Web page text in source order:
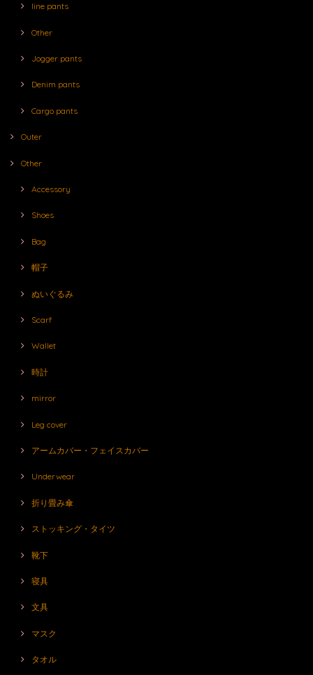
line pants
Other
Jogger pants
Denim pants
Cargo pants
Outer
Other
Accessory
Shoes
Bag
帽子
ぬいぐるみ
Scarf
Wallet
時計
mirror
Leg cover
アームカバー・フェイスカバー
Underwear
折り畳み傘
ストッキング・タイツ
靴下
寝具
文具
マスク
タオル